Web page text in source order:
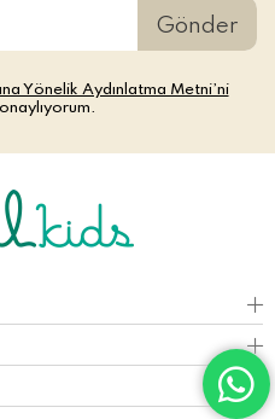
Gönder
Yönelik Aydınlatma Metni’ni